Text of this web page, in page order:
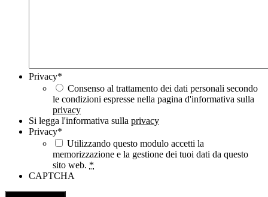
Privacy*
Consenso al trattamento dei dati personali secondo
le condizioni espresse nella pagina d'informativa sulla
privacy
Si legga l'informativa sulla privacy
Privacy*
Utilizzando questo modulo accetti la
memorizzazione e la gestione dei tuoi dati da questo
sito web. *
CAPTCHA